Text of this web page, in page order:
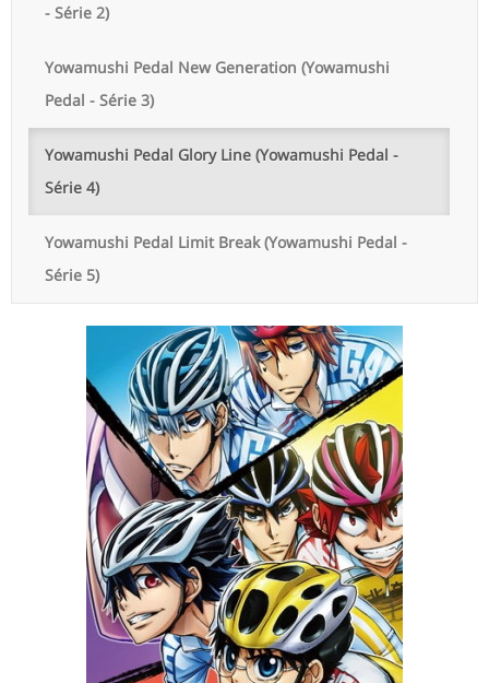
- Série 2)
Yowamushi Pedal New Generation (Yowamushi
Pedal - Série 3)
Yowamushi Pedal Glory Line (Yowamushi Pedal -
Série 4)
Yowamushi Pedal Limit Break (Yowamushi Pedal -
Série 5)